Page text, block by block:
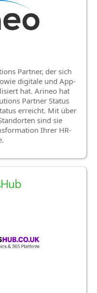
Partner, der sich
digitale und App-
hat. Arineo hat
Partner Status
erreicht. Mit über
sind sie
Ihrer HR-